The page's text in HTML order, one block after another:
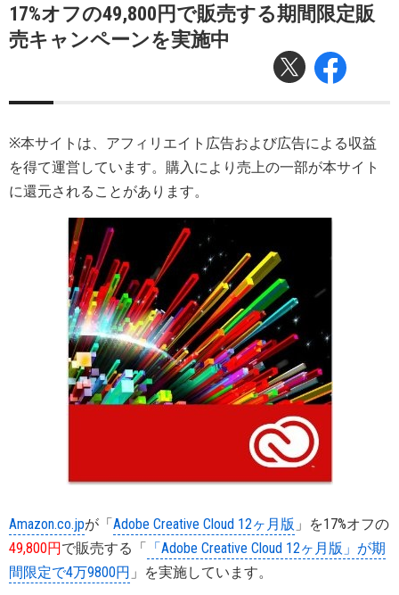
17%オフの49,800円で販売する期間限定販
売キャンペーンを実施中
※本サイトは、アフィリエイト広告および広告による収益
を得て運営しています。購入により売上の一部が本サイト
に還元されることがあります。
Amazon.co.jpが「Adobe Creative Cloud 12ヶ月版 」を17%オフの
49,800円で販売する「 「Adobe Creative Cloud 12ヶ月版」が期
間限定で4万9800円 」を実施しています。